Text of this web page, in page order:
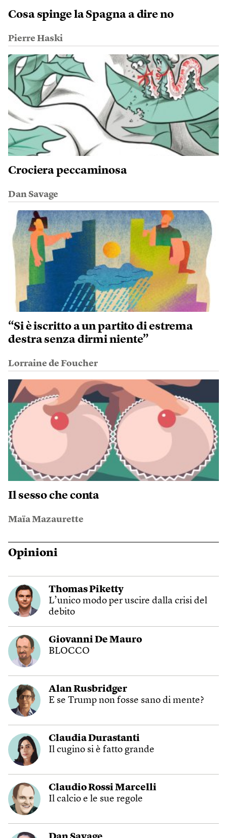
Cosa spinge la Spagna a dire no
Pierre Haski
Crociera peccaminosa
Dan Savage
“Si è iscritto a un partito di estrema
destra senza dirmi niente”
Lorraine de Foucher
Il sesso che conta
Maïa Mazaurette
Opinioni
Thomas Piketty
L’unico modo per uscire dalla crisi del
debito
Giovanni De Mauro
BLOCCO
Alan Rusbridger
E se Trump non fosse sano di mente?
Claudia Durastanti
Il cugino si è fatto grande
Claudio Rossi Marcelli
Il calcio e le sue regole